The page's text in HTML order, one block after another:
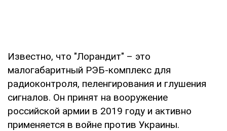
Известно, что "Лорандит" – это
малогабаритный РЭБ-комплекс для
радиоконтроля, пеленгирования и глушения
сигналов. Он принят на вооружение
российской армии в 2019 году и активно
применяется в войне против Украины.